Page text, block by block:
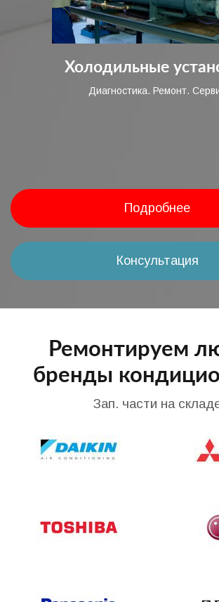
Холодильные
Диагностика. Ремонт.
Подробнее
Консультация
Ремонтируем
бренды
Зап. части на